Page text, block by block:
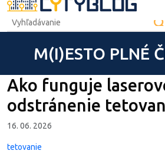
M(I)ESTO PLNÉ
Ako funguje
odstránenie
16. 06. 2026
tetovanie